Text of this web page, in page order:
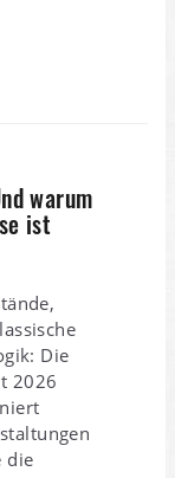
warum
ist
Die
2026
die